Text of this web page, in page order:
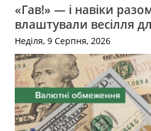
«Гав!» — і навіки
влаштували весілля
Неділя, 9 Серпня, 2026